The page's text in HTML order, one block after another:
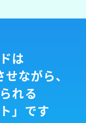
は
ながら、
れる
」です